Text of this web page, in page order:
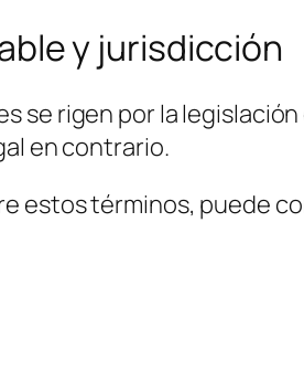
y jurisdicción
se rigen por la
en contrario.
estos términos, puede